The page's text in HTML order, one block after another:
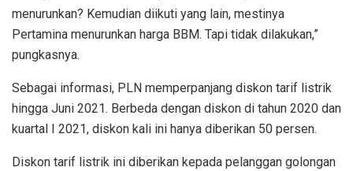
menurunkan? Kemudian diikuti yang lain, mestinya
Pertamina menurunkan harga BBM. Tapi tidak dilakukan,”
pungkasnya.
Sebagai informasi, PLN memperpanjang diskon tarif listrik
hingga Juni 2021. Berbeda dengan diskon di tahun 2020 dan
kuartal I 2021, diskon kali ini hanya diberikan 50 persen.
Diskon tarif listrik ini diberikan kepada pelanggan golongan